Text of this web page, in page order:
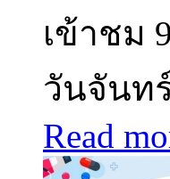
เข้าชม
วันจันท
Read